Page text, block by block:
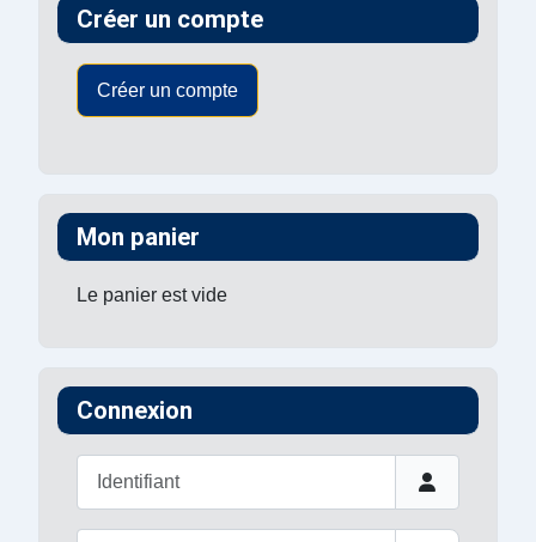
Créer un compte
Créer un compte
Mon panier
Le panier est vide
Connexion